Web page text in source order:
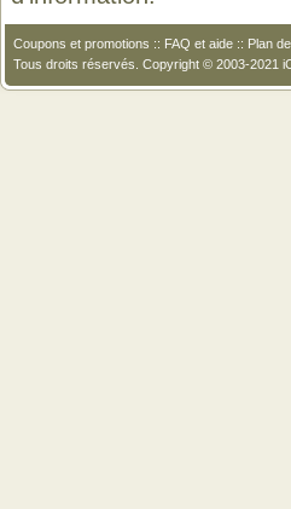
Coupons et promotions :: FAQ et aide :: Plan
Tous droits réservés. Copyright © 2003-2021